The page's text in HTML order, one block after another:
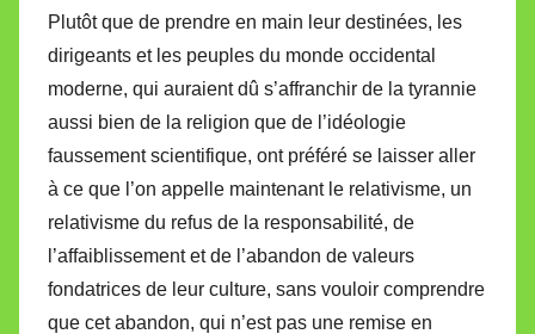
Plutôt que de prendre en main leur destinées, les
dirigeants et les peuples du monde occidental
moderne, qui auraient dû s’affranchir de la tyrannie
aussi bien de la religion que de l’idéologie
faussement scientifique, ont préféré se laisser aller
à ce que l’on appelle maintenant le relativisme, un
relativisme du refus de la responsabilité, de
l’affaiblissement et de l’abandon de valeurs
fondatrices de leur culture, sans vouloir comprendre
que cet abandon, qui n’est pas une remise en